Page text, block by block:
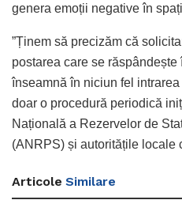
genera emoții negative în
”Ținem să precizăm că
postarea care se
înseamnă în niciun fel
doar o procedură periodică
Națională a Rezervelor de
(ANRPS) și autoritățile locale
Articole Similare